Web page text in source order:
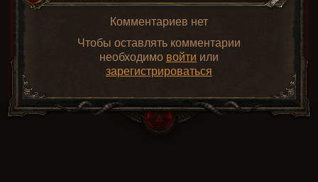
Комментариев нет
Чтобы оставлять комментарии
необходимо войти или
зарегистрироваться